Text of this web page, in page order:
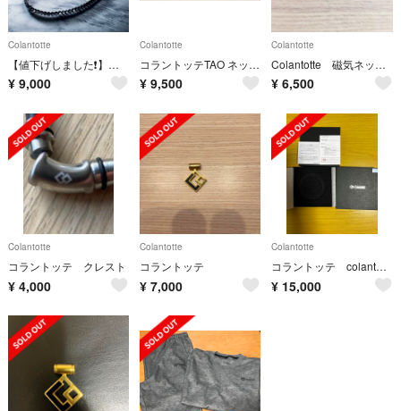
Colantotte
【値下げしました❗️】コラントッテネックレスluce
¥ 9,000
Colantotte
コラントッテTAO ネックレススリム RAFFIMINI
¥ 9,500
Colantotte
Colantotte 磁気ネックレス
¥ 6,500
Colantotte
コラントッテ クレスト
¥ 4,000
Colantotte
コラントッテ
¥ 7,000
Colantotte
コラントッテ colantotte LUCEα 箱
¥ 15,000